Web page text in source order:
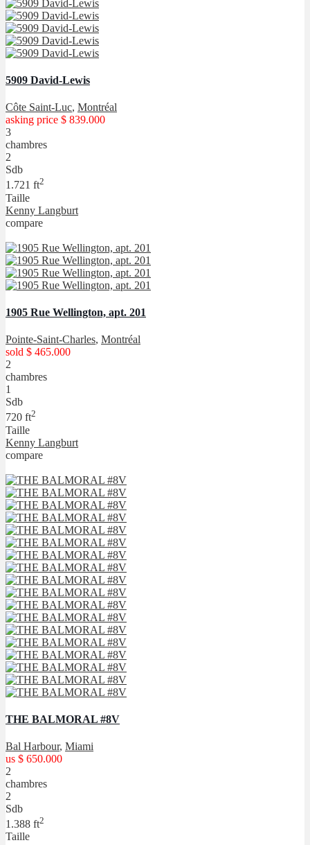
5909 David-Lewis
Côte Saint-Luc, Montréal
asking price $ 839.000
3
chambres
2
Sdb
1.721 ft2
Taille
Kenny Langburt
compare
1905 Rue Wellington, apt. 201
Pointe-Saint-Charles, Montréal
sold $ 465.000
2
chambres
1
Sdb
720 ft2
Taille
Kenny Langburt
compare
THE BALMORAL #8V
Bal Harbour, Miami
us $ 650.000
2
chambres
2
Sdb
1.388 ft2
Taille